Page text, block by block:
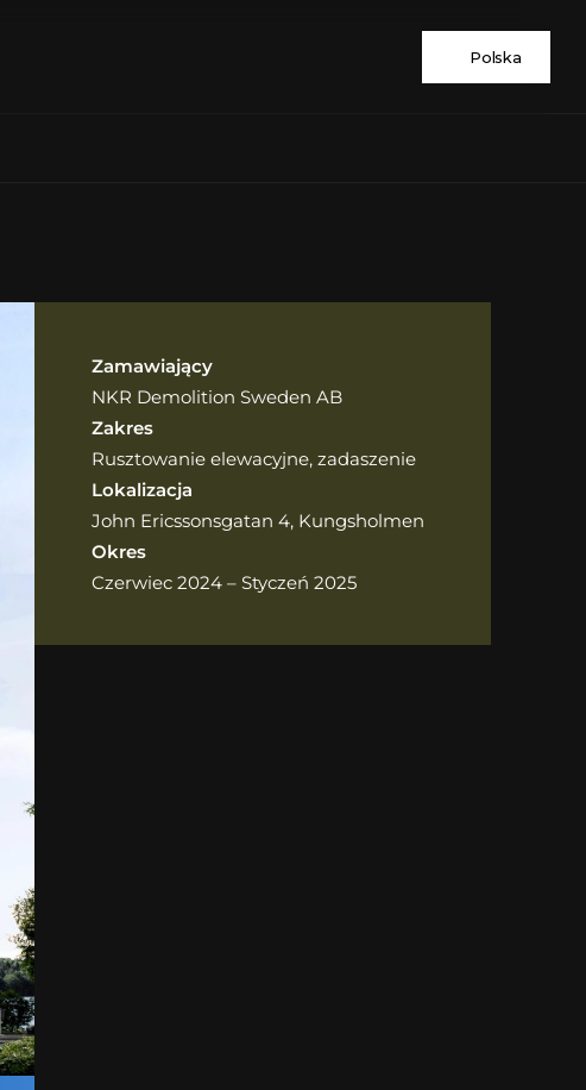
Polska
Zamawiający
NKR Demolition Sweden AB
Zakres
Rusztowanie elewacyjne, zadaszenie
Lokalizacja
John Ericssonsgatan 4, Kungsholmen
Okres
Czerwiec 2024 – Styczeń 2025